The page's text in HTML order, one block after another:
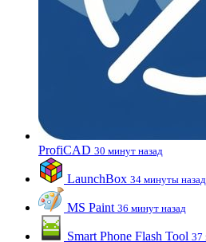
ProfiCAD 30 минут назад
LaunchBox 34 минуты назад
MS Paint 36 минут назад
Smart Phone Flash Tool 37